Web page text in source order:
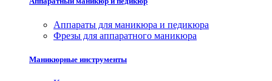
Аппараты для маникюра и педикюра
Фрезы для аппаратного маникюра
Маникюрные инструменты